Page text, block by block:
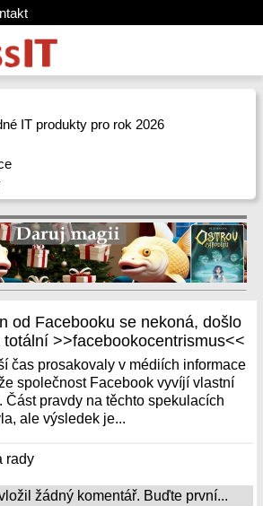
IT produkty pro rok 2026
od Facebooku se nekoná, došlo
totální >>facebookocentrismus<<
čas prosakovaly v médiích informace
společnost Facebook vyvíjí vlastní
Část pravdy na těchto spekulacích
ale výsledek je...
rady
žádný komentář. Buďte první...